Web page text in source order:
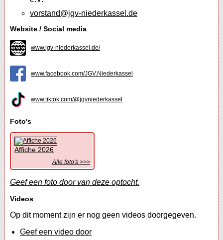
vorstand@jgv-niederkassel.de
Website / Social media
www.jgv-niederkassel.de/
www.facebook.com/JGV.Niederkassel
www.tiktok.com/@jgvniederkassel
Foto's
Affiche 2026
Alle foto's >>>
Geef een foto door van deze optocht.
Videos
Op dit moment zijn er nog geen videos doorgegeven.
Geef een video door